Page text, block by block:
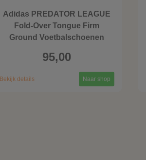
Adidas PREDATOR LEAGUE
Fold-Over Tongue Firm
Ground Voetbalschoenen
95,00
Bekijk details Naar shop